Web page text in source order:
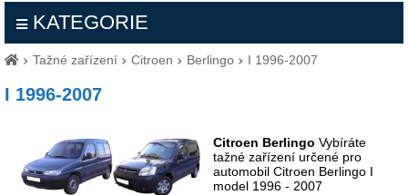
KATEGORIE
Tažné zařízení Citroen Berlingo I 1996-2007
I 1996-2007
Citroen Berlingo Vybíráte
tažné zařízení určené pro
automobil Citroen Berlingo I
model 1996 - 2007